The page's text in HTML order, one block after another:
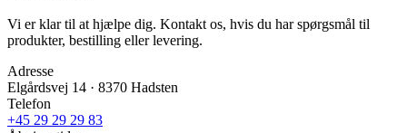
Vi er klar til at hjælpe dig. Kontakt os, hvis du har spørgsmål til
produkter, bestilling eller levering.
Adresse
Elgårdsvej 14 · 8370 Hadsten
Telefon
+45 29 29 29 83